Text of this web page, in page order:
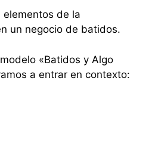
de la
un negocio de batidos.
«Batidos y Algo
a entrar en contexto: